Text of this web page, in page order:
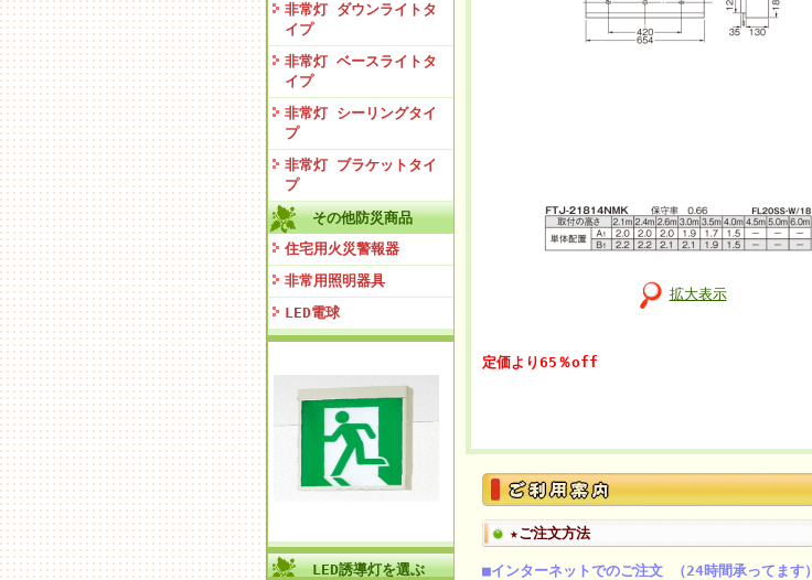
非常灯 ダウンライトタ
イプ
非常灯 ベースライトタ
イプ
非常灯 シーリングタイ
プ
非常灯 ブラケットタイ
プ
その他防災商品
住宅用火災警報器
非常用照明器具
LED電球
LED誘導灯を選ぶ
拡大表示
定価より65％off
★ご注文方法
■インターネットでのご注文 （24時間承ってます）